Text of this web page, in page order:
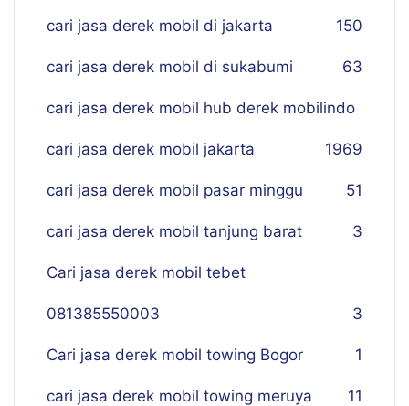
cari jasa derek mobil di jakarta 150
cari jasa derek mobil di sukabumi 63
cari jasa derek mobil hub derek mobilindo
69
cari jasa derek mobil jakarta 19
cari jasa derek mobil pasar minggu 51
cari jasa derek mobil tanjung barat 3
Cari jasa derek mobil tebet
081385550003 3
Cari jasa derek mobil towing Bogor 1
cari jasa derek mobil towing meruya 11